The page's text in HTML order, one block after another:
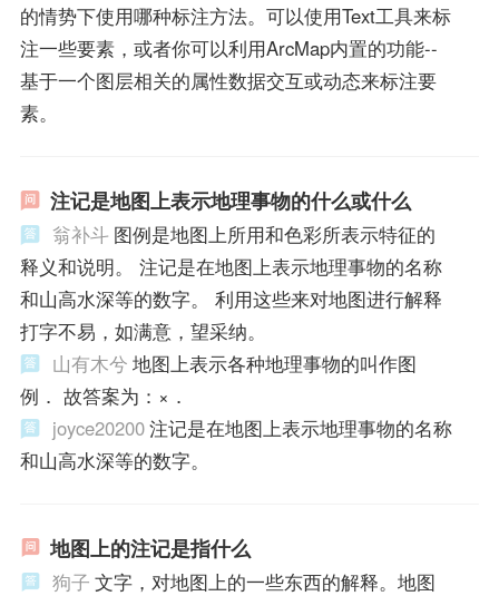
的情势下使用哪种标注方法。可以使用Text工具来标
注一些要素，或者你可以利用ArcMap内置的功能--
基于一个图层相关的属性数据交互或动态来标注要
素。
注记是地图上表示地理事物的什么或什么
翁补斗 图例是地图上所用和色彩所表示特征的
释义和说明。 注记是在地图上表示地理事物的名称
和山高水深等的数字。 利用这些来对地图进行解释
打字不易，如满意，望采纳。
山有木兮 地图上表示各种地理事物的叫作图
例． 故答案为：×．
joyce20200注记是在地图上表示地理事物的名称
和山高水深等的数字。
地图上的注记是指什么
狗子 文字，对地图上的一些东西的解释。地图